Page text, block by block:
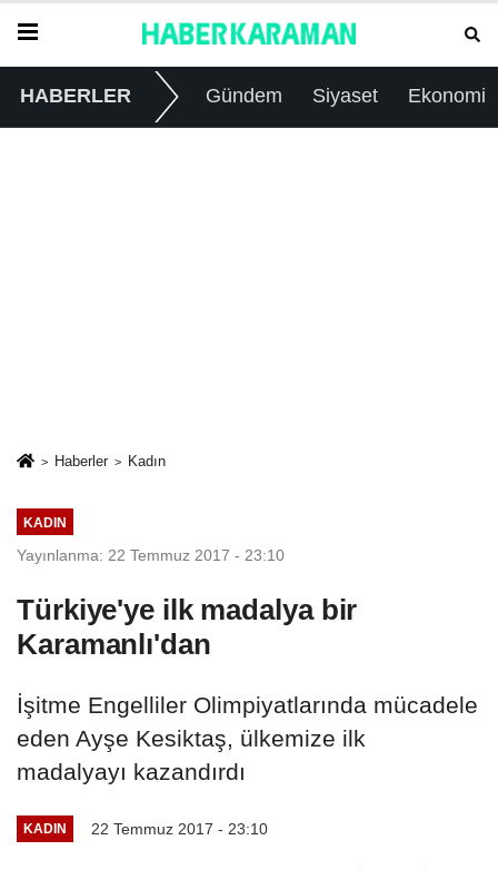
HABERLER Gündem Siyaset Ekonomi
Haberler Kadın
KADIN
Yayınlanma: 22 Temmuz 2017 - 23:10
Türkiye'ye ilk madalya bir
Karamanlı'dan
İşitme Engelliler Olimpiyatlarında mücadele
eden Ayşe Kesiktaş, ülkemize ilk
madalyayı kazandırdı
KADIN 22 Temmuz 2017 - 23:10